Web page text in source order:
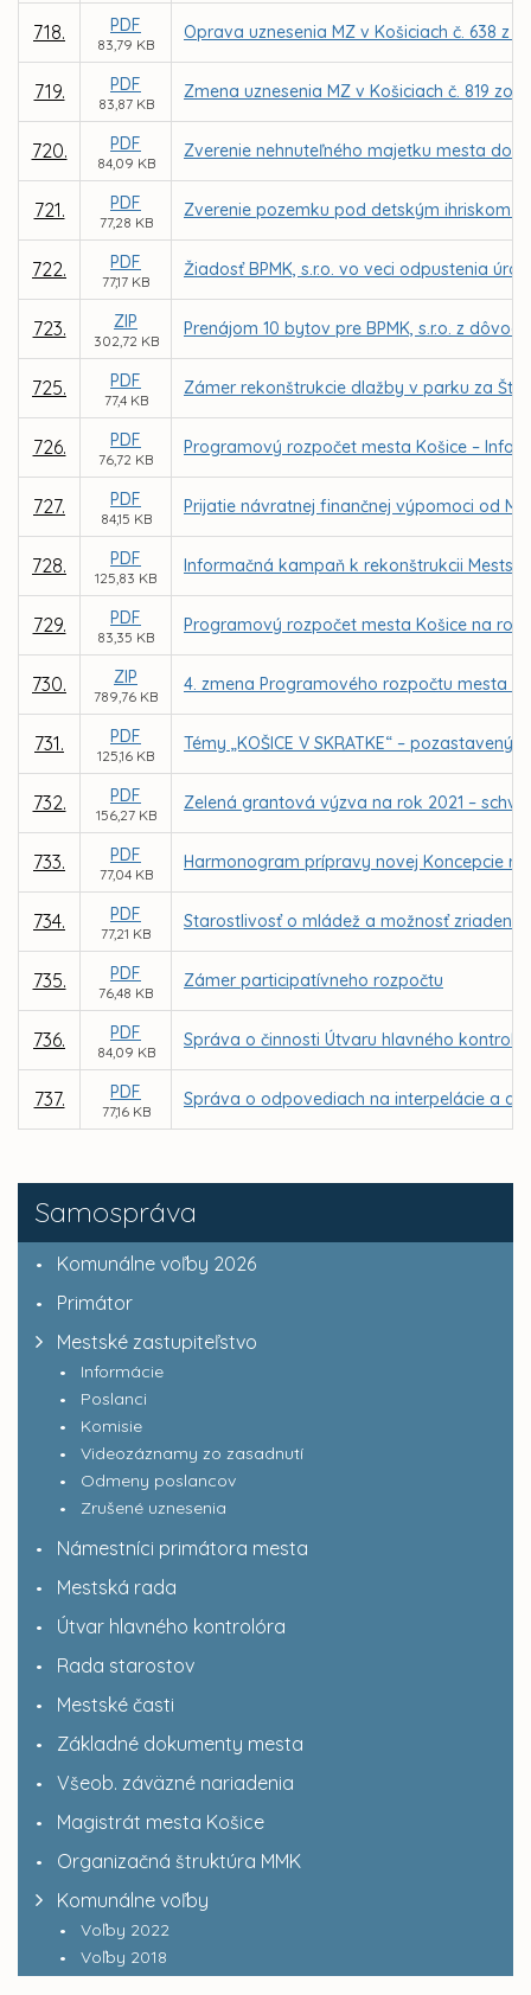
Samospráva
Komunálne voľby 2026
Primátor
Mestské zastupiteľstvo
Informácie
Poslanci
Komisie
Videozáznamy zo zasadnutí
Odmeny poslancov
Zrušené uznesenia
Námestníci primátora mesta
Mestská rada
Útvar hlavného kontrolóra
Rada starostov
Mestské časti
Základné dokumenty mesta
Všeob. záväzné nariadenia
Magistrát mesta Košice
Organizačná štruktúra MMK
Komunálne voľby
Voľby 2022
Voľby 2018
718. PDF
83,79 KB
Oprava uznesenia MZ v Košiciach č. 638 z
719. PDF
83,87 KB
Zmena uznesenia MZ v Košiciach č. 819 zo
720. PDF
84,09 KB
Zverenie nehnuteľného majetku mesta do
721. PDF
77,28 KB
Zverenie pozemku pod detským ihriskom
722. PDF
77,17 KB
Žiadosť BPMK, s.r.o. vo veci odpustenia
723. ZIP
302,72 KB
Prenájom 10 bytov pre BPMK, s.r.o. z
725. PDF
77,4 KB
Zámer rekonštrukcie dlažby v parku za
726. PDF
76,72 KB
Programový rozpočet mesta Košice –
727. PDF
84,15 KB
Prijatie návratnej finančnej výpomoci od
728. PDF
125,83 KB
Informačná kampaň k rekonštrukcii
729. PDF
83,35 KB
Programový rozpočet mesta Košice na rok
730. ZIP
789,76 KB
4. zmena Programového rozpočtu mesta
731. PDF
125,16 KB
Témy „KOŠICE V SKRATKE“ – pozastavený
732. PDF
156,27 KB
Zelená grantová výzva na rok 2021 –
733. PDF
77,04 KB
Harmonogram prípravy novej Koncepcie
734. PDF
77,21 KB
Starostlivosť o mládež a možnosť
735. PDF
76,48 KB
Zámer participatívneho rozpočtu
736. PDF
84,09 KB
Správa o činnosti Útvaru hlavného
737. PDF
77,16 KB
Správa o odpovediach na interpelácie a